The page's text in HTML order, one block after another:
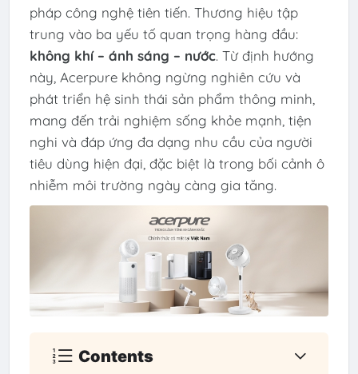
pháp công nghệ tiên tiến. Thương hiệu tập
trung vào ba yếu tố quan trọng hàng đầu:
không khí – ánh sáng – nước. Từ định hướng
này, Acerpure không ngừng nghiên cứu và
phát triển hệ sinh thái sản phẩm thông minh,
mang đến trải nghiệm sống khỏe mạnh, tiện
nghi và đáp ứng đa dạng nhu cầu của người
tiêu dùng hiện đại, đặc biệt là trong bối cảnh ô
nhiễm môi trường ngày càng gia tăng.
Contents